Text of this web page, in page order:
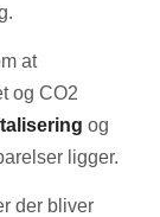
at
og CO2
og
ligger.
der bliver